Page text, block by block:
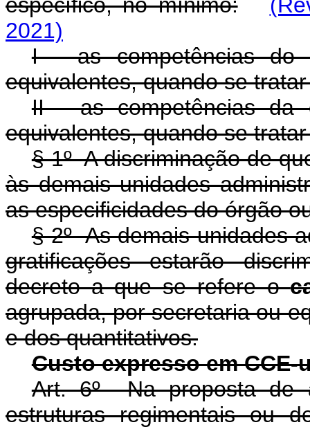
2021)
I - as competências do
equivalentes, quando se
II - as competências da
equivalentes, quando se
§ 1º A discriminação de
às demais unidades
as especificidades do órgão
§ 2º As demais unidades
gratificações estarão
decreto a que se refere o
agrupada, por secretaria ou
e dos quantitativos.
Custo expresso em CCE-
Art. 6º Na proposta de
estruturas regimentais ou